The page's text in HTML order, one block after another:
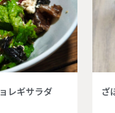
レギサラダ ざ